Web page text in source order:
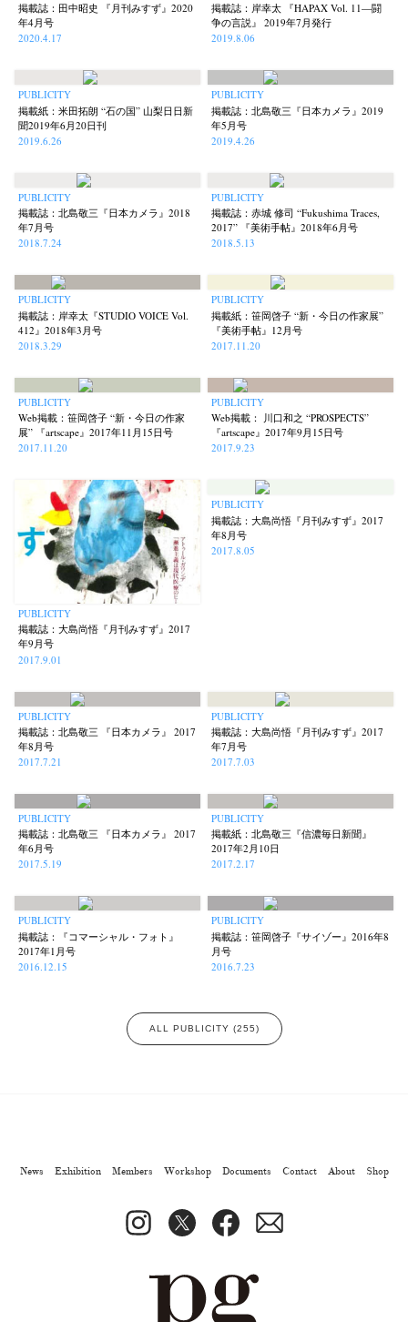
Akifumi Tanaka Fumikiyo Nagamachi (27)
Kazuyuki Kawaguchi (42) Keiko Sasaoka (267) Keizo Kitajima (220)
Kota Kishi (101) Masako Matsui
Nana Kakuda (61) Naoki Ohji (66) Naonori Oshima Nick Haymes
Park (7) (16) photographers’ gallery press
Postwar and Shōwa-Era Publication (42)
Renchan Rintaro Kameoka
Special Exhibitions (60) Takuro Yoneda (44) Tomonori Ryu (15)
Untitled Records Yu Shinoda
掲載誌：田中昭史 『月刊みすず』2020
年4月号
2020.4.17
掲載誌：岸幸太 『HAPAX Vol. 11—闘
争の言説』 2019年7月発行
2019.8.06
PUBLICITY
掲載紙：米田拓朗 “石の国” 山梨日日新
聞2019年6月20日刊
2019.6.26
PUBLICITY
掲載誌：北島敬三『日本カメラ』2019
年5月号
2019.4.26
PUBLICITY
掲載誌：北島敬三『日本カメラ』2018
年7月号
2018.7.24
PUBLICITY
掲載誌：赤城 修司 “Fukushima Traces,
2017” 『美術手帖』2018年6月号
2018.5.13
PUBLICITY
掲載誌：岸幸太『STUDIO VOICE Vol.
412』2018年3月号
2018.3.29
PUBLICITY
掲載紙：笹岡啓子 “新・今日の作家展”
『美術手帖』12月号
2017.11.20
PUBLICITY
Web掲載：笹岡啓子 “新・今日の作家
展” 『artscape』2017年11月15日号
2017.11.20
PUBLICITY
Web掲載： 川口和之 “PROSPECTS”
『artscape』2017年9月15日号
2017.9.23
PUBLICITY
掲載誌：大島尚悟『月刊みすず』2017
年9月号
2017.9.01
PUBLICITY
掲載誌：大島尚悟『月刊みすず』2017
年8月号
2017.8.05
PUBLICITY
掲載誌：北島敬三 『日本カメラ』 2017
年8月号
2017.7.21
PUBLICITY
掲載誌：大島尚悟『月刊みすず』2017
年7月号
2017.7.03
PUBLICITY
掲載誌：北島敬三 『日本カメラ』 2017
年6月号
2017.5.19
PUBLICITY
掲載紙：北島敬三『信濃毎日新聞』
2017年2月10日
2017.2.17
PUBLICITY
掲載誌：『コマーシャル・フォト』
2017年1月号
2016.12.15
PUBLICITY
掲載誌：笹岡啓子『サイゾー』2016年8
月号
2016.7.23
ALL PUBLICITY (255)
News Exhibition Members Workshop Documents Contact About Shop